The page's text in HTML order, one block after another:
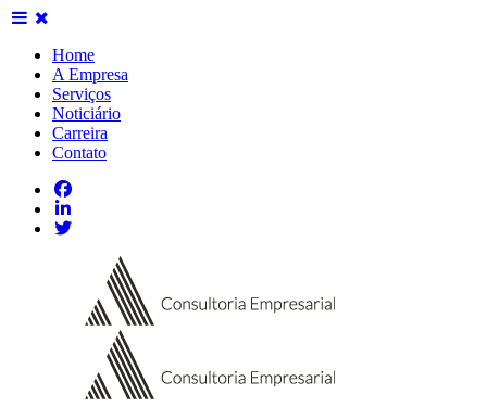
Home
A Empresa
Serviços
Noticiário
Carreira
Contato